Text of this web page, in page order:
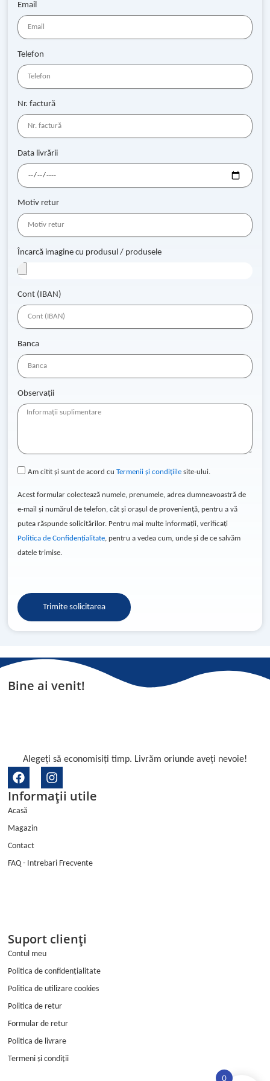
Email
Telefon
Nr. factură
Data livrării
Motiv retur
Încarcă imagine cu produsul / produsele
Cont (IBAN)
Banca
Observații
Am citit și sunt de acord cuTermenii și condițiile site-ului.
Acest formular colectează numele, prenumele, adrea dumneavoastră de
e-mail și numărul de telefon, cât și orașul de proveniență, pentru a vă
putea răspunde solicitărilor. Pentru mai multe informații, verificați
Politica de Confidențialitate, pentru a vedea cum, unde și de ce salvăm
datele trimise.
Trimite solicitarea
Bine ai venit!
Alegeți să economisiți timp. Livrăm oriunde aveți nevoie!
F
a
c
e
o
o
k
I
n
s
a
m
Informații utile
Acasă
Magazin
Contact
FAQ - Intrebari Frecvente
Suport clienți
Contul meu
Politica de confidențialitate
Politica de utilizare cookies
Politica de retur
Formular de retur
Politica de livrare
Termeni și condiții
0